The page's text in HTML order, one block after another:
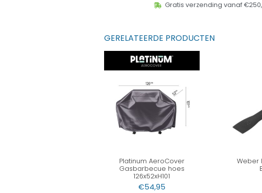
Gratis verzending vanaf
GERELATEERDE PRODUCTEN
Platinum AeroCover
Gasbarbecue hoes
126x52xH101
€54,95
Weber